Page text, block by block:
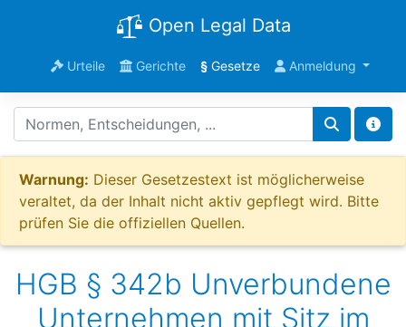
Open Legal Data
Urteile Gerichte §Gesetze Anmeldung
Warnung: Dieser Gesetzestext ist möglicherweise
veraltet, da der Inhalt nicht aktiv gepflegt wird. Bitte
prüfen Sie die offiziellen Quellen.
HGB § 342b Unverbundene
Unternehmen mit Sitz im